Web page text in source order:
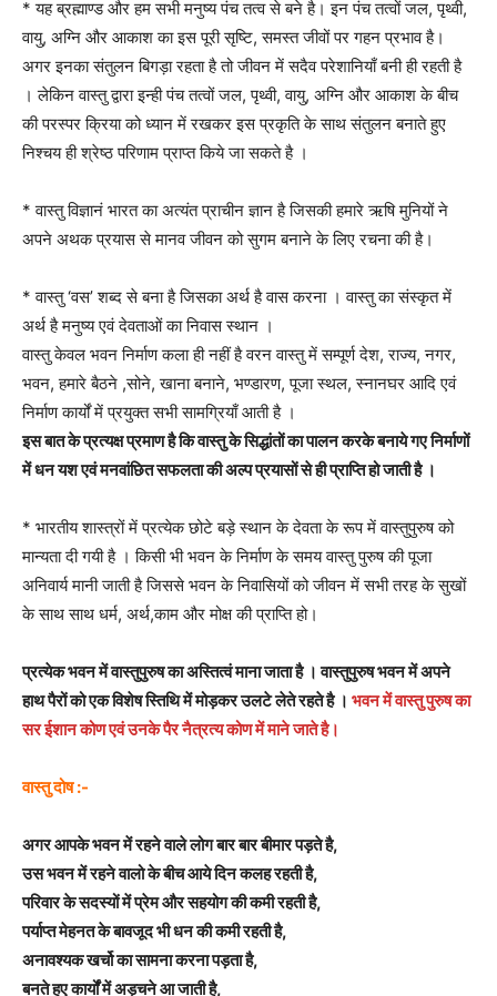
* यह ब्रह्माण्ड और हम सभी मनुष्य पंच तत्व से बने है। इन पंच तत्वों जल, पृथ्वी,
वायु, अग्नि और आकाश का इस पूरी सृष्टि, समस्त जीवों पर गहन प्रभाव है।
अगर इनका संतुलन बिगड़ा रहता है तो जीवन में सदैव परेशानियाँ बनी ही रहती है
। लेकिन वास्तु द्वारा इन्ही पंच तत्वों जल, पृथ्वी, वायु, अग्नि और आकाश के बीच
की परस्पर क्रिया को ध्यान में रखकर इस प्रकृति के साथ संतुलन बनाते हुए
निश्चय ही श्रेष्ठ परिणाम प्राप्त किये जा सकते है ।
* वास्तु विज्ञानं भारत का अत्यंत प्राचीन ज्ञान है जिसकी हमारे ऋषि मुनियों ने
अपने अथक प्रयास से मानव जीवन को सुगम बनाने के लिए रचना की है।
* वास्तु ‘वस’ शब्द से बना है जिसका अर्थ है वास करना । वास्तु का संस्कृत में
अर्थ है मनुष्य एवं देवताओं का निवास स्थान ।
वास्तु केवल भवन निर्माण कला ही नहीं है वरन वास्तु में सम्पूर्ण देश, राज्य, नगर,
भवन, हमारे बैठने ,सोने, खाना बनाने, भण्डारण, पूजा स्थल, स्नानघर आदि एवं
निर्माण कार्यों में प्रयुक्त सभी सामग्रियाँ आती है ।
इस बात के प्रत्यक्ष प्रमाण है कि वास्तु के सिद्धांतों का पालन करके बनाये गए निर्माणों
में धन यश एवं मनवांछित सफलता की अल्प प्रयासों से ही प्राप्ति हो जाती है ।
* भारतीय शास्त्रों में प्रत्येक छोटे बड़े स्थान के देवता के रूप में वास्तुपुरुष को
मान्यता दी गयी है । किसी भी भवन के निर्माण के समय वास्तु पुरुष की पूजा
अनिवार्य मानी जाती है जिससे भवन के निवासियों को जीवन में सभी तरह के सुखों
के साथ साथ धर्म, अर्थ,काम और मोक्ष की प्राप्ति हो।
प्रत्येक भवन में वास्तुपुरुष का अस्तित्वं माना जाता है । वास्तुपुरुष भवन में अपने
हाथ पैरों को एक विशेष स्तिथि में मोड़कर उलटे लेते रहते है । भवन में वास्तु पुरुष का
सर ईशान कोण एवं उनके पैर नैत्रत्य कोण में माने जाते है।
वास्तु दोष :-
अगर आपके भवन में रहने वाले लोग बार बार बीमार पड़ते है,
उस भवन में रहने वालो के बीच आये दिन कलह रहती है,
परिवार के सदस्यों में प्रेम और सहयोग की कमी रहती है,
पर्याप्त मेहनत के बावजूद भी धन की कमी रहती है,
अनावश्यक खर्चो का सामना करना पड़ता है,
बनते हुए कार्यों में अड़चने आ जाती है,